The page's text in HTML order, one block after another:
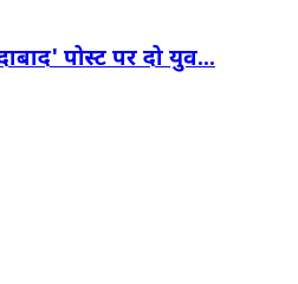
पोस्ट पर दो युव...